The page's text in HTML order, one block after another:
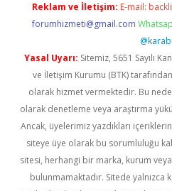
Reklam ve İletişim: E-mail:
forumhizmeti@gmail.com
Yasal Uyarı: Sitemiz, 5651 Sayılı
ve İletişim Kurumu (BTK)
olarak hizmet vermektedir. Bu
olarak denetleme veya araştırma
Ancak, üyelerimiz yazdıkları
siteye üye olarak bu sorumluluğu
sitesi, herhangi bir marka, kurum
bulunmamaktadır. Sitede yalnızca